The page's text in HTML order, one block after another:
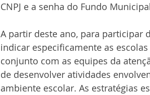
CNPJ e a senha do Fundo
A partir deste ano, para participar
indicar especificamente as
conjunto com as equipes da
de desenvolver atividades
ambiente escolar. As estratégias